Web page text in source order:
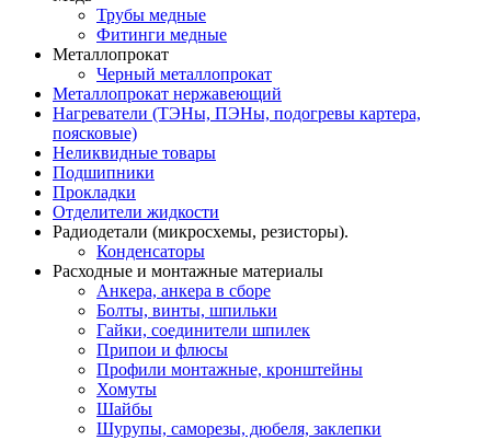
Трубы медные
Фитинги медные
Металлопрокат
Черный металлопрокат
Металлопрокат нержавеющий
Нагреватели (ТЭНы, ПЭНы, подогревы картера,
поясковые)
Неликвидные товары
Подшипники
Прокладки
Отделители жидкости
Радиодетали (микросхемы, резисторы).
Конденсаторы
Расходные и монтажные материалы
Анкера, анкера в сборе
Болты, винты, шпильки
Гайки, соединители шпилек
Припои и флюсы
Профили монтажные, кронштейны
Хомуты
Шайбы
Шурупы, саморезы, дюбеля, заклепки